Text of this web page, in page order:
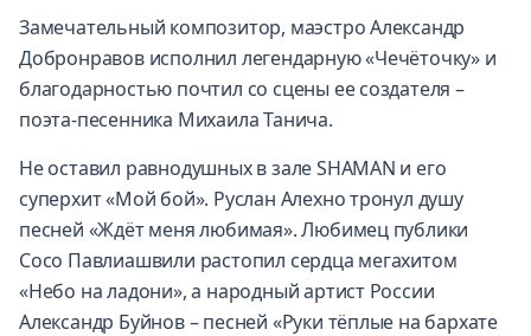
Замечательный композитор, маэстро Александр
Добронравов исполнил легендарную «Чечёточку» и
благодарностью почтил со сцены ее создателя –
поэта-песенника Михаила Танича.
Не оставил равнодушных в зале SHAMAN и его
суперхит «Мой бой». Руслан Алехно тронул душу
песней «Ждёт меня любимая». Любимец публики
Сосо Павлиашвили растопил сердца мегахитом
«Небо на ладони», а народный артист России
Александр Буйнов – песней «Руки тёплые на бархате